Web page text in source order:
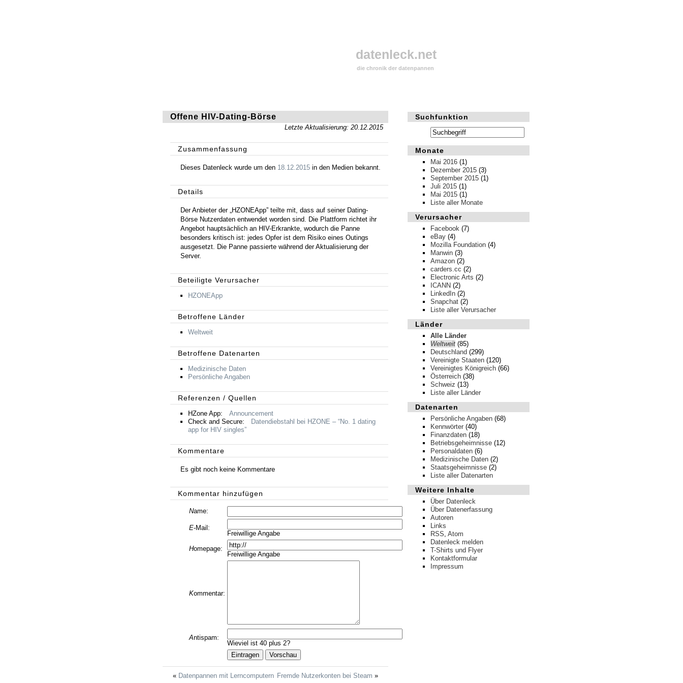
datenleck.net
die chronik der datenpannen
Suchfunktion
Monate
Mai 2016 (1)
Dezember 2015 (3)
September 2015 (1)
Juli 2015 (1)
Mai 2015 (1)
Liste aller Monate
Verursacher
Facebook (7)
eBay (4)
Mozilla Foundation (4)
Manwin (3)
Amazon (2)
carders.cc (2)
Electronic Arts (2)
ICANN (2)
LinkedIn (2)
Snapchat (2)
Liste aller Verursacher
Länder
Alle Länder
Weltweit (85)
Deutschland (299)
Vereinigte Staaten (120)
Vereinigtes Königreich (66)
Österreich (38)
Schweiz (13)
Liste aller Länder
Datenarten
Persönliche Angaben (68)
Kennwörter (40)
Finanzdaten (18)
Betriebsgeheimnisse (12)
Personaldaten (6)
Medizinische Daten (2)
Staatsgeheimnisse (2)
Liste aller Datenarten
Weitere Inhalte
Über Datenleck
Über Datenerfassung
Autoren
Links
RSS, Atom
Datenleck melden
T-Shirts und Flyer
Kontaktformular
Impressum
Offene HIV-Dating-Börse
Letzte Aktualisierung: 20.12.2015
Zusammenfassung
Dieses Datenleck wurde um den 18.12.2015in den Medien bekannt.
Details
Der Anbieter der „HZONEApp” teilte mit, dass auf seiner Dating-
Börse Nutzerdaten entwendet worden sind. Die Plattform richtet ihr
Angebot hauptsächlich an HIV-Erkrankte, wodurch die Panne
besonders kritisch ist: jedes Opfer ist dem Risiko eines Outings
ausgesetzt. Die Panne passierte während der Aktualisierung der
Server.
Beteiligte Verursacher
HZONEApp
Betroffene Länder
Weltweit
Betroffene Datenarten
Medizinische Daten
Persönliche Angaben
Referenzen / Quellen
HZone App:
Announcement
Check and Secure:
Datendiebstahl bei HZONE – “No. 1 dating
app for HIV singles”
Kommentare
Es gibt noch keine Kommentare
Kommentar hinzufügen
Name:
E-Mail:
Freiwillige Angabe
Homepage:
Freiwillige Angabe
Kommentar:
Antispam:
Wieviel ist 40 plus 2?
Fremde Nutzerkonten bei Steam
Datenpannen mit Lerncomputern